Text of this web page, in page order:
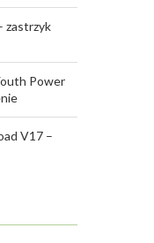
zastrzyk
Power
V17 –